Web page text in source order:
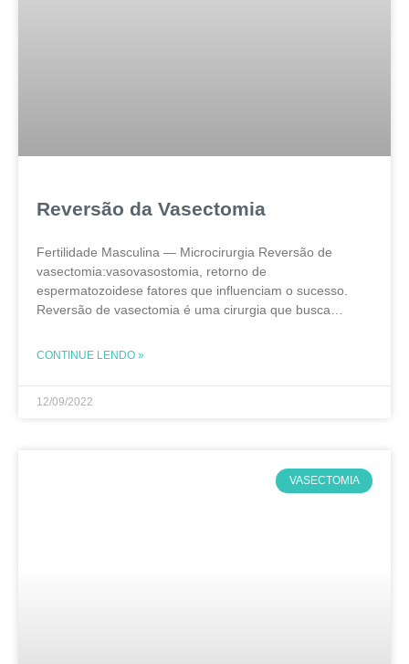
Reversão da Vasectomia
Fertilidade Masculina — Microcirurgia Reversão de
vasectomia:vasovasostomia, retorno de
espermatozoidese fatores que influenciam o sucesso.
Reversão de vasectomia é uma cirurgia que busca
deferentes. A reversão de vasectomia, também chamada
CONTINUE LENDO »
12/09/2022
VASECTOMIA